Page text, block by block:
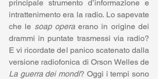
principale strumento d’informazione e
intrattenimento era la radio. Lo sapevate
che le soap opera erano in origine dei
drammi in puntate trasmessi via radio?
E vi ricordate del panico scatenato dalla
La guerra dei mondi? Oggi i tempi sono